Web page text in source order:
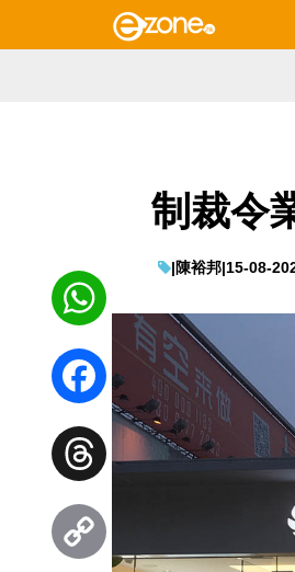
制裁令
|陳裕邦|15-08-
WhatsApp
Facebook
Threads